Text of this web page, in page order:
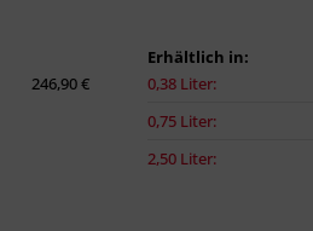
246,90 €
Erhältlich in:
0,38 Liter:
0,75 Liter:
2,50 Liter: